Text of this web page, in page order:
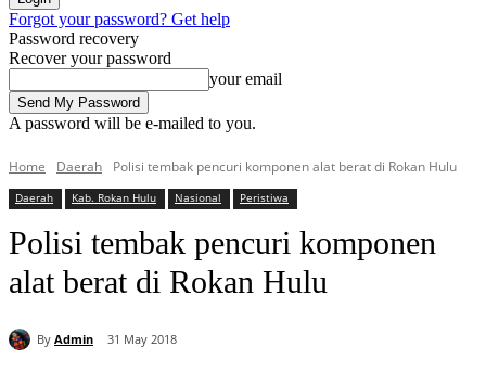
Forgot your password? Get help
Password recovery
Recover your password
your email
A password will be e-mailed to you.
Home Daerah Polisi tembak pencuri komponen alat berat di Rokan Hulu
Daerah Kab. Rokan Hulu Nasional Peristiwa
Polisi tembak pencuri komponen
alat berat di Rokan Hulu
By Admin 31 May 2018